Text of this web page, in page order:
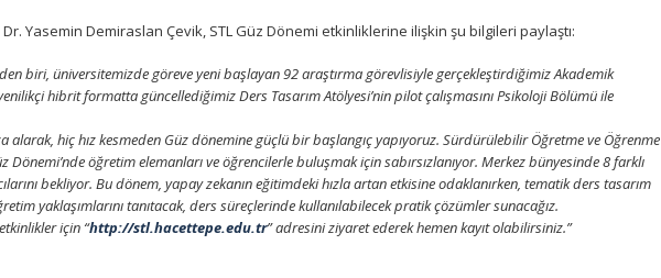
Dr. Yasemin Demiraslan Çevik, STL Güz Dönemi etkinliklerine ilişkin şu bilgileri paylaştı:
biri, üniversitemizde göreve yeni başlayan 92 araştırma görevlisiyle gerçekleştirdiğimiz Akademik
hibrit formatta güncellediğimiz Ders Tasarım Atölyesi’nin pilot çalışmasını Psikoloji Bölümü ile
alarak, hiç hız kesmeden Güz dönemine güçlü bir başlangıç yapıyoruz. Sürdürülebilir Öğretme ve Öğrenme
Dönemi’nde öğretim elemanları ve öğrencilerle buluşmak için sabırsızlanıyor. Merkez bünyesinde 8 farklı
bekliyor. Bu dönem, yapay zekanın eğitimdeki hızla artan etkisine odaklanırken, tematik ders tasarım
yaklaşımlarını tanıtacak, ders süreçlerinde kullanılabilecek pratik çözümler sunacağız.
için “http://stl.hacettepe.edu.tr” adresini ziyaret ederek hemen kayıt olabilirsiniz.”